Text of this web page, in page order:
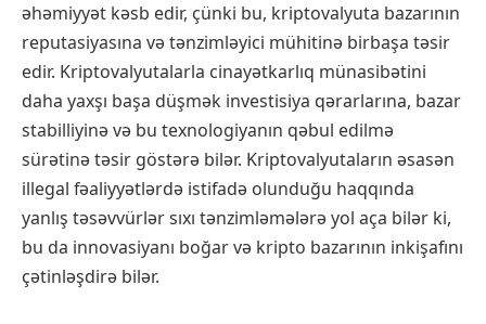
əhəmiyyət kəsb edir, çünki bu, kriptovalyuta bazarının
reputasiyasına və tənzimləyici mühitinə birbaşa təsir
edir. Kriptovalyutalarla cinayətkarlıq münasibətini
daha yaxşı başa düşmək investisiya qərarlarına, bazar
stabilliyinə və bu texnologiyanın qəbul edilmə
sürətinə təsir göstərə bilər. Kriptovalyutaların əsasən
illegal fəaliyyətlərdə istifadə olunduğu haqqında
yanlış təsəvvürlər sıxı tənzimləmələrə yol aça bilər ki,
bu da innovasiyanı boğar və kripto bazarının inkişafını
çətinləşdirə bilər.